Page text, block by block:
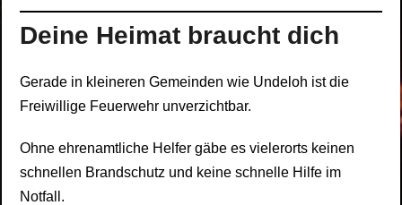
Deine Heimat braucht dich
Gerade in kleineren Gemeinden wie Undeloh ist die
Freiwillige Feuerwehr unverzichtbar.
Ohne ehrenamtliche Helfer gäbe es vielerorts keinen
schnellen Brandschutz und keine schnelle Hilfe im
Notfall.